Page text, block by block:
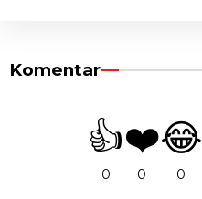
Komentar
👍
0
❤️
0
😂
0